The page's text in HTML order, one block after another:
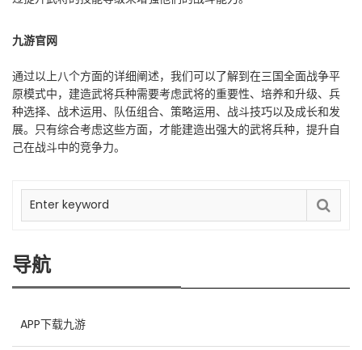
九游官网
通过以上八个方面的详细阐述，我们可以了解到在三国全面战争平
原模式中，建造武将兵种需要考虑武将的重要性、培养和升级、兵
种选择、战术运用、队伍组合、策略运用、战斗技巧以及成长和发
展。只有综合考虑这些方面，才能建造出强大的武将兵种，提升自
己在战斗中的竞争力。
导航
APP下载九游